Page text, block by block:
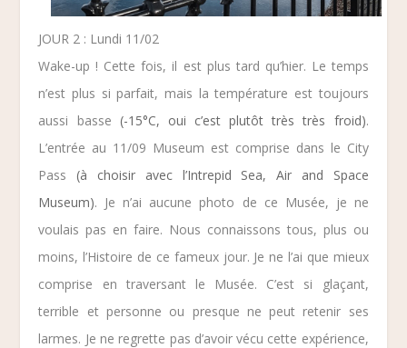
JOUR 2 : Lundi 11/02
Wake-up ! Cette fois, il est plus tard qu’hier. Le temps
n’est plus si parfait, mais la température est toujours
aussi basse (-15°C, oui c’est plutôt très très froid).
L’entrée au 11/09 Museum est comprise dans le City
Pass (à choisir avec l’Intrepid Sea, Air and Space
Museum). Je n’ai aucune photo de ce Musée, je ne
voulais pas en faire. Nous connaissons tous, plus ou
moins, l’Histoire de ce fameux jour. Je ne l’ai que mieux
comprise en traversant le Musée. C’est si glaçant,
terrible et personne ou presque ne peut retenir ses
larmes. Je ne regrette pas d’avoir vécu cette expérience,